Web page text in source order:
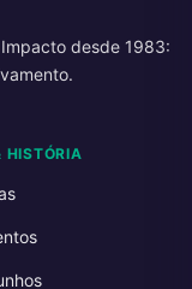
desde 1983:
HISTÓRIA